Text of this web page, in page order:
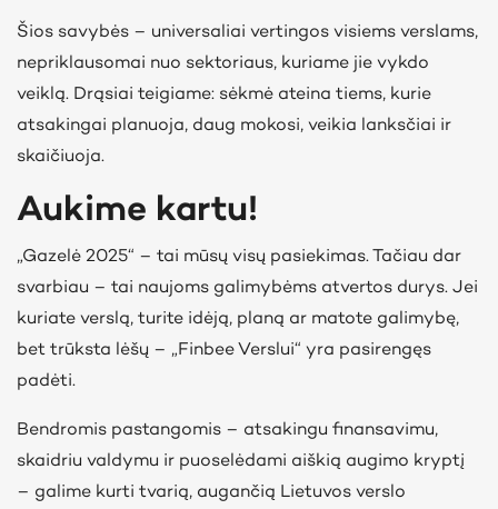
Šios savybės – universaliai vertingos visiems verslams,
nepriklausomai nuo sektoriaus, kuriame jie vykdo
veiklą. Drąsiai teigiame: sėkmė ateina tiems, kurie
atsakingai planuoja, daug mokosi, veikia lanksčiai ir
skaičiuoja.
Aukime kartu!
„Gazelė 2025“ – tai mūsų visų pasiekimas. Tačiau dar
svarbiau – tai naujoms galimybėms atvertos durys. Jei
kuriate verslą, turite idėją, planą ar matote galimybę,
bet trūksta lėšų – „Finbee Verslui“ yra pasirengęs
padėti.
Bendromis pastangomis – atsakingu finansavimu,
skaidriu valdymu ir puoselėdami aiškią augimo kryptį
– galime kurti tvarią, augančią Lietuvos verslo